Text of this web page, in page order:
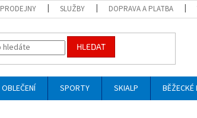
PRODEJNY SLUŽBY DOPRAVA A PLATBA
HLEDAT
OBLEČENÍ SPORTY SKIALP BĚŽECKÉ